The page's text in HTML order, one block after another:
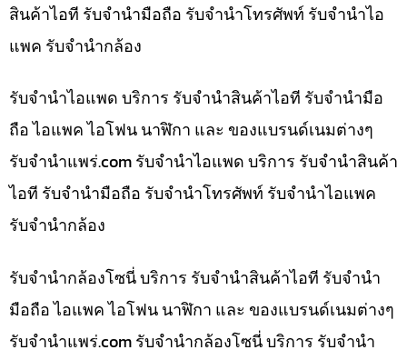
สินค้าไอที รับจำนำมือถือ รับจำนำโทรศัพท์ รับจำนำไอ
แพค รับจำนำกล้อง
รับจำนำไอแพด บริการ รับจำนำสินค้าไอที รับจำนำมือ
ถือ ไอแพค ไอโฟน นาฬิกา และ ของแบรนด์เนมต่างๆ
รับจํานําแพร่.com รับจำนำไอแพด บริการ รับจำนำสินค้า
ไอที รับจำนำมือถือ รับจำนำโทรศัพท์ รับจำนำไอแพค
รับจำนำกล้อง
รับจำนำกล้องโซนี่ บริการ รับจำนำสินค้าไอที รับจำนำ
มือถือ ไอแพค ไอโฟน นาฬิกา และ ของแบรนด์เนมต่างๆ
รับจํานําแพร่.com รับจำนำกล้องโซนี่ บริการ รับจำนำ